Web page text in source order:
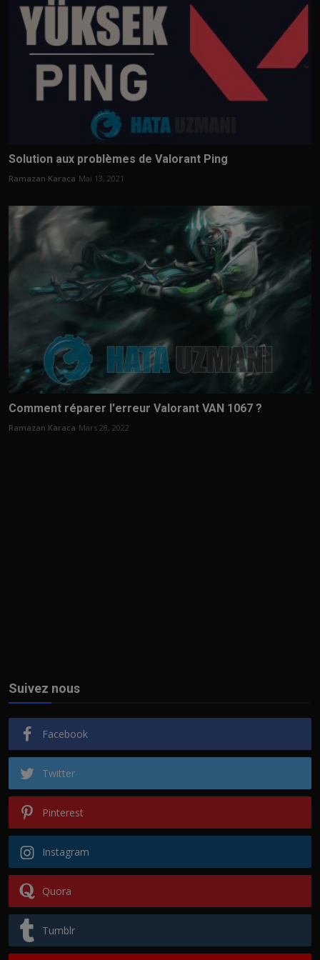
Solution aux problèmes de Valorant Ping
Ramazan Karaca Mai 13, 2021
Comment réparer l'erreur Valorant VAN 1067 ?
Ramazan Karaca Mars 28, 2022
Suivez nous
Facebook
Twitter
Pinterest
Instagram
Quora
Tumblr